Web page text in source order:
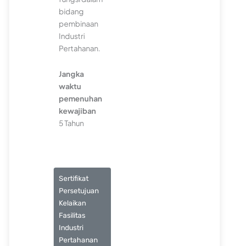
bidang
pembinaan
Industri
Pertahanan.
Jangka
waktu
pemenuhan
kewajiban
5 Tahun
Sertifikat
Persetujuan
Kelaikan
Fasilitas
Industri
Pertahanan